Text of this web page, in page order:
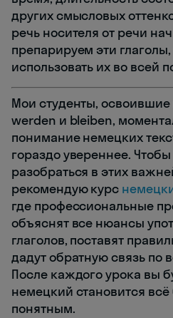
других смысловых
речь носителя от речи
препарируем эти
использовать их во всей
Мои студенты, освоившие
werden и bleiben,
понимание немецких
гораздо увереннее.
разобраться в этих
рекомендую курс
где профессиональные
объяснят все нюансы
глаголов, поставят
дадут обратную связь
После каждого урока вы
немецкий становится
понятным.